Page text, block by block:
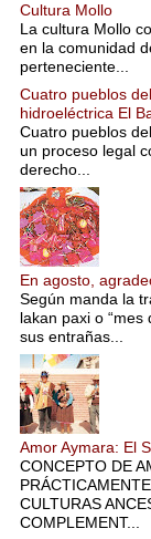
Cultura Mollo
La cultura Mollo
en la comunidad
perteneciente...
Cuatro pueblos
hidroeléctrica El
Cuatro pueblos
un proceso legal
derecho...
En agosto,
Según manda la
lakan paxi o
sus entrañas...
Amor Aymara: El
CONCEPTO DE
CULTURAS
COMPLEMENT...